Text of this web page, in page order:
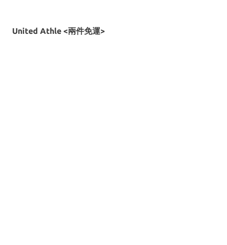
United Athle <兩件免運>